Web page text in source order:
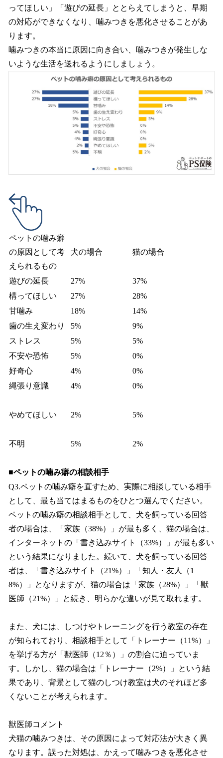
ってほしい」「遊びの延長」ととらえてしまうと、早期
の対応ができなくなり、噛みつきを悪化させることがあ
ります。
噛みつきの本当に原因に向き合い、噛みつきが発生しな
いような生活を送れるようにしましょう。
ペットの噛み癖
の原因として考
えられるもの
犬の場合 猫の場合
遊びの延長 27%
37%
構ってほしい
27%
28%
甘噛み
18%
14%
歯の生え変わり
5%
9%
ストレス
5%
5%
不安や恐怖
5%
0%
好奇心
4%
0%
縄張り意識
4% 0%
やめてほしい 2% 5%
不明 5% 2%
■ペットの噛み癖の相談相手
Q3.ペットの噛み癖を直すため、実際に相談している相手
として、最も当てはまるものをひとつ選んでください。
ペットの噛み癖の相談相手として、犬を飼っている回答
者の場合は、「家族（38%）」が最も多く、猫の場合は、
インターネットの「書き込みサイト（33%）」が最も多い
という結果になりました。続いて、犬を飼っている回答
者は、「書き込みサイト（21%）」「知人・友人（1
8%）」となりますが、猫の場合は「家族（28%）」「獣
医師（21%）」と続き、明らかな違いが見て取れます。
また、犬には、しつけやトレーニングを行う教室の存在
が知られており、相談相手として「トレーナー（11%）」
を挙げる方が「獣医師（12％）」の割合に迫っていま
す。しかし、猫の場合は「トレーナー（2%）」という結
果であり、背景として猫のしつけ教室は犬のそれほど多
くないことが考えられます。
獣医師コメント
犬猫の噛みつきは、その原因によって対応法が大きく異
なります。誤った対処は、かえって噛みつきを悪化させ